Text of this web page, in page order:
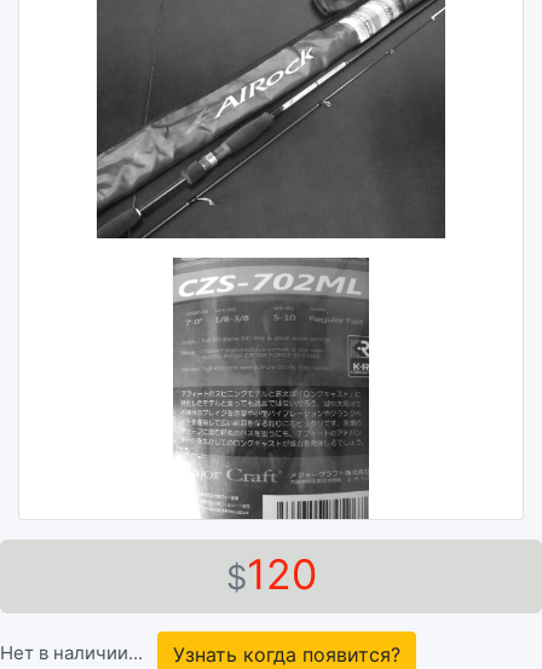
$120
Нет в наличии... Узнать когда появится?